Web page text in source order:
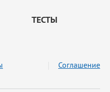
ТЕСТЫ
Соглашение